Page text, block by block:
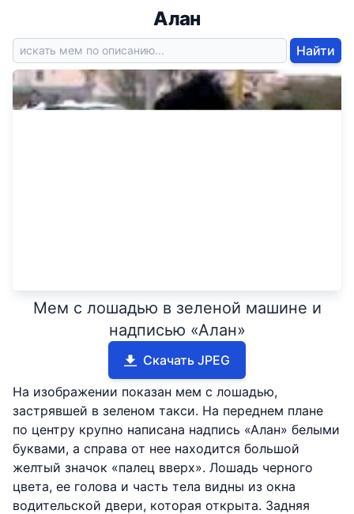
Алан
Найти
Мем с лошадью в зеленой машине и
надписью «Алан»
Скачать JPEG
На изображении показан мем с лошадью,
застрявшей в зеленом такси. На переднем плане
по центру крупно написана надпись «Алан» белыми
буквами, а справа от нее находится большой
желтый значок «палец вверх». Лошадь черного
цвета, ее голова и часть тела видны из окна
водительской двери, которая открыта. Задняя